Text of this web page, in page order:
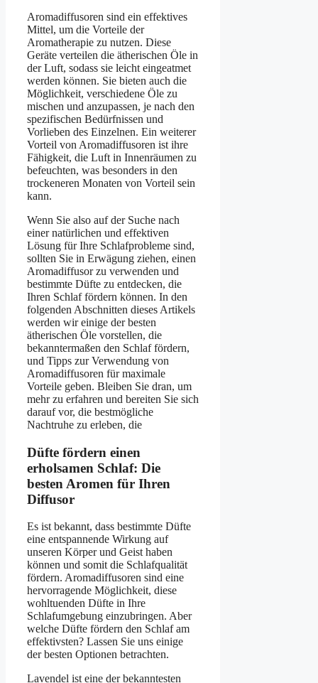
Aromadiffusoren sind ein effektives
Mittel, um die Vorteile der
Aromatherapie zu nutzen. Diese
Geräte verteilen die ätherischen Öle in
der Luft, sodass sie leicht eingeatmet
werden können. Sie bieten auch die
Möglichkeit, verschiedene Öle zu
mischen und anzupassen, je nach den
spezifischen Bedürfnissen und
Vorlieben des Einzelnen. Ein weiterer
Vorteil von Aromadiffusoren ist ihre
Fähigkeit, die Luft in Innenräumen zu
befeuchten, was besonders in den
trockeneren Monaten von Vorteil sein
kann.
Wenn Sie also auf der Suche nach
einer natürlichen und effektiven
Lösung für Ihre Schlafprobleme sind,
sollten Sie in Erwägung ziehen, einen
Aromadiffusor zu verwenden und
bestimmte Düfte zu entdecken, die
Ihren Schlaf fördern können. In den
folgenden Abschnitten dieses Artikels
werden wir einige der besten
ätherischen Öle vorstellen, die
bekanntermaßen den Schlaf fördern,
und Tipps zur Verwendung von
Aromadiffusoren für maximale
Vorteile geben. Bleiben Sie dran, um
mehr zu erfahren und bereiten Sie sich
darauf vor, die bestmögliche
Nachtruhe zu erleben, die
Düfte fördern einen
erholsamen Schlaf: Die
besten Aromen für Ihren
Diffusor
Es ist bekannt, dass bestimmte Düfte
eine entspannende Wirkung auf
unseren Körper und Geist haben
können und somit die Schlafqualität
fördern. Aromadiffusoren sind eine
hervorragende Möglichkeit, diese
wohltuenden Düfte in Ihre
Schlafumgebung einzubringen. Aber
welche Düfte fördern den Schlaf am
effektivsten? Lassen Sie uns einige
der besten Optionen betrachten.
Lavendel ist eine der bekanntesten